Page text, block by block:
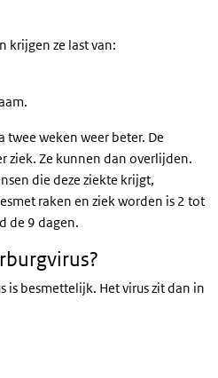
krijgen ze last van:
weken weer beter. De
ziek. Ze kunnen dan overlijden.
die deze ziekte krijgt,
raken en ziek worden is 2 tot
de 9 dagen.
is besmettelijk. Het virus zit dan in